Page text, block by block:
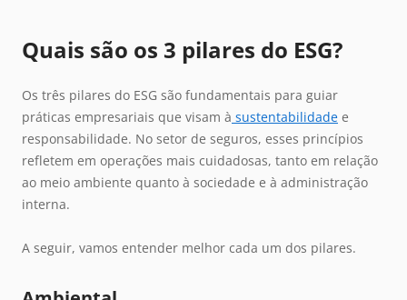
Quais são os 3 pilares do ESG?
Os três pilares do ESG são fundamentais para guiar
práticas empresariais que visam à sustentabilidade e
responsabilidade. No setor de seguros, esses princípios
refletem em operações mais cuidadosas, tanto em relação
ao meio ambiente quanto à sociedade e à administração
interna.
A seguir, vamos entender melhor cada um dos pilares.